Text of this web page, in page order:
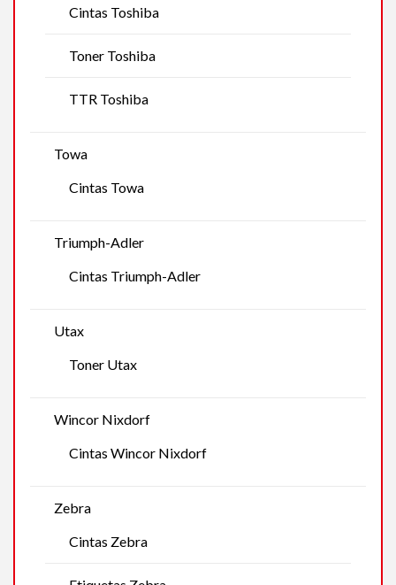
Cintas Toshiba
Toner Toshiba
TTR Toshiba
Towa
Cintas Towa
Triumph-Adler
Cintas Triumph-Adler
Utax
Toner Utax
Wincor Nixdorf
Cintas Wincor Nixdorf
Zebra
Cintas Zebra